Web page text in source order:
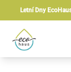
Letní Dny